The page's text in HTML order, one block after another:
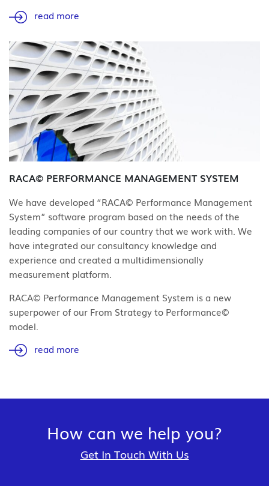
read more
RACA© PERFORMANCE MANAGEMENT SYSTEM
We have developed “RACA© Performance Management
System” software program based on the needs of the
leading companies of our country that we work with. We
have integrated our consultancy knowledge and
experience and created a multidimensionally
measurement platform.
RACA© Performance Management System is a new
superpower of our From Strategy to Performance©
model.
read more
How can we help you?
Get In Touch With Us